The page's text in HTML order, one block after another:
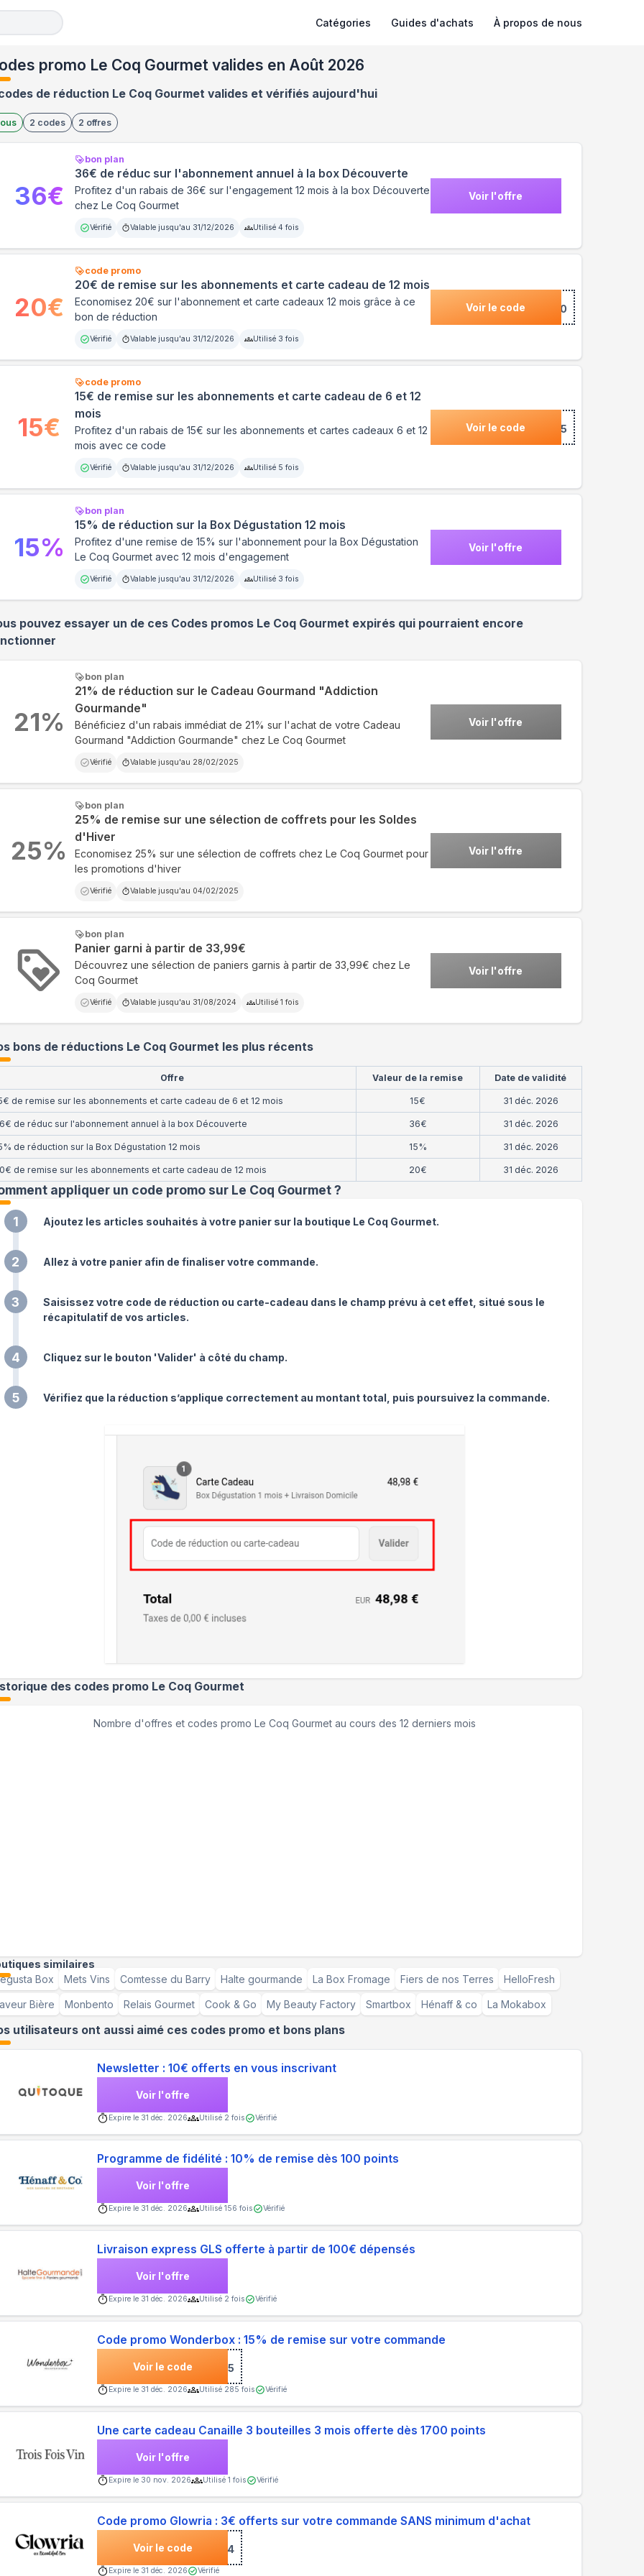
Catégories Guides d'achats À propos de nous
promo Le Coq Gourmet valides en Août 2026
de réduction Le Coq Gourmet valides et vérifiés aujourd'hui
2 codes 2 offres
bon plan
36€ de réduc sur l'abonnement annuel à la box Découverte
Profitez d'un rabais de 36€ sur l'engagement 12 mois à la box Découverte
chez Le Coq Gourmet
Vérifié Valable jusqu'au 31/12/2026 Utilisé 4 fois
Voir l'offre
36€
code promo
20€ de remise sur les abonnements et carte cadeau de 12 mois
Economisez 20€ sur l'abonnement et carte cadeaux 12 mois grâce à ce
bon de réduction
Vérifié Valable jusqu'au 31/12/2026 Utilisé 3 fois
Voir le code ***U20
20€
code promo
15€ de remise sur les abonnements et carte cadeau de 6 et 12
mois
Profitez d'un rabais de 15€ sur les abonnements et cartes cadeaux 6 et 12
mois avec ce code
Vérifié Valable jusqu'au 31/12/2026 Utilisé 5 fois
Voir le code ***U15
15€
bon plan
15% de réduction sur la Box Dégustation 12 mois
Profitez d'une remise de 15% sur l'abonnement pour la Box Dégustation
Le Coq Gourmet avec 12 mois d'engagement
Vérifié Valable jusqu'au 31/12/2026 Utilisé 3 fois
Voir l'offre
15%
pouvez essayer un de ces Codes promos Le Coq Gourmetexpirés qui pourraient encore
bon plan
21% de réduction sur le Cadeau Gourmand "Addiction
Gourmande"
Bénéficiez d'un rabais immédiat de 21% sur l'achat de votre Cadeau
Gourmand "Addiction Gourmande" chez Le Coq Gourmet
Vérifié Valable jusqu'au 28/02/2025
Voir l'offre
21%
bon plan
25% de remise sur une sélection de coffrets pour les Soldes
d'Hiver
Economisez 25% sur une sélection de coffrets chez Le Coq Gourmet pour
les promotions d'hiver
Vérifié Valable jusqu'au 04/02/2025
Voir l'offre
25%
bon plan
Panier garni à partir de 33,99€
Découvrez une sélection de paniers garnis à partir de 33,99€ chez Le
Coq Gourmet
Vérifié Valable jusqu'au 31/08/2024 Utilisé 1 fois
Voir l'offre
bons de réductions Le Coq Gourmet les plus récents
Offre Valeur de la remise Date de validité
de remise sur les abonnements et carte cadeau de 6 et 12 mois 15€ 31 déc. 2026
de réduc sur l'abonnement annuel à la box Découverte 36€ 31 déc. 2026
de réduction sur la Box Dégustation 12 mois 15% 31 déc. 2026
de remise sur les abonnements et carte cadeau de 12 mois 20€ 31 déc. 2026
appliquer un code promo sur Le Coq Gourmet?
1 Ajoutez les articles souhaités à votre panier sur la boutique Le Coq Gourmet.
2 Allez à votre panier afin de finaliser votre commande.
3
Saisissez votre code de réduction ou carte-cadeau dans le champ prévu à cet effet, situé sous le
récapitulatif de vos articles.
4 Cliquez sur le bouton 'Valider' à côté du champ.
5 Vérifiez que la réduction s’applique correctement au montant total, puis poursuivez la commande.
des codes promo Le Coq Gourmet
Nombre d'offres et codes promoLe Coq Gourmet au cours des 12 derniers mois
similaires
Box
Mets Vins Comtesse du Barry Halte gourmande La Box Fromage Fiers de nos Terres HelloFresh
Bière Monbento Relais Gourmet Cook & Go My Beauty Factory Smartbox Hénaff & co La Mokabox
utilisateurs ont aussi aimé ces codes promo et bons plans
Newsletter : 10€ offerts en vous inscrivant
Voir l'offre
Expire le 31 déc. 2026 Utilisé 2 fois Vérifié
Programme de fidélité : 10% de remise dès 100 points
Voir l'offre
Expire le 31 déc. 2026 Utilisé156 fois Vérifié
Livraison express GLS offerte à partir de 100€ dépensés
Voir l'offre
Expire le 31 déc. 2026 Utilisé 2 fois Vérifié
Code promo Wonderbox : 15% de remise sur votre commande
Voir le code ***5
Expire le 31 déc. 2026 Utilisé 285 fois Vérifié
Une carte cadeau Canaille 3 bouteilles 3 mois offerte dès 1700 points
Voir l'offre
Expire le 30 nov. 2026 Utilisé1 fois Vérifié
Code promo Glowria : 3€ offerts sur votre commande SANS minimum d'achat
Voir le code
***END412824
Expire le 31 déc. 2026 Vérifié